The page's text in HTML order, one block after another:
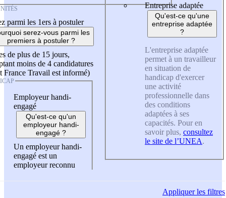
parmi les 1ers à postuler
serez-vous parmi les
premiers à postuler ?
de plus de 15 jours,
moins de 4 candidatures
France Travail est informé)
Employeur handi-
engagé
Qu'est-ce qu'un
employeur handi-
engagé ?
Un employeur handi-
engagé est un
employeur reconnu
Entreprise adaptée
Qu'est-ce qu'une
entreprise adaptée
?
L'entreprise adaptée
permet à un travailleur
en situation de
handicap d'exercer
une activité
professionnelle dans
des conditions
adaptées à ses
capacités. Pour en
savoir plus, consultez
le site de l’UNEA.
Appliquerles filtres